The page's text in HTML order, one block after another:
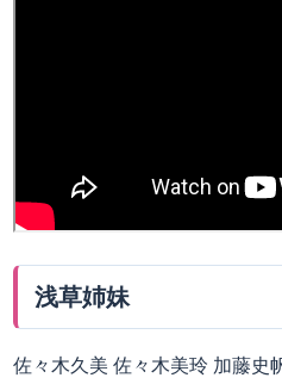
浅草姉妹
佐々木久美 佐々木美玲 加藤史